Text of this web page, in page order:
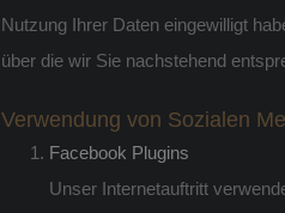
Nutzung Ihrer Daten eingewilligt
über die wir Sie nachstehend
Verwendung von Sozialen
Facebook Plugins
Unser Internetauftritt